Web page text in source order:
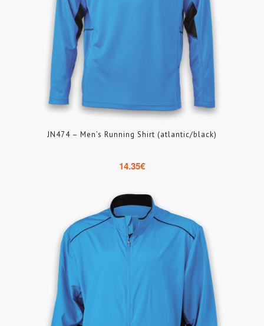
JN474 – Men’s Running Shirt (atlantic/black)
14.35€